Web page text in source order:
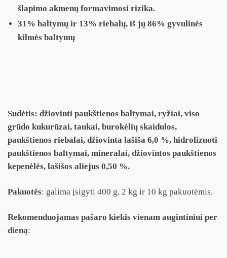
šlapimo akmenų formavimosi rizika.
31% baltymų ir 13% riebalų, iš jų 86% gyvulinės
kilmės baltymų
Sudėtis: džiovinti paukštienos baltymai, ryžiai, viso
grūdo kukurūzai, taukai, burokėlių skaidulos,
paukštienos riebalai, džiovinta lašiša 6,0 %, hidrolizuoti
paukštienos baltymai, mineralai, džiovintos paukštienos
kepenėlės, lašišos aliejus 0,50 %.
Pakuotės: galima įsigyti 400 g, 2 kg ir 10 kg pakuotėmis.
Rekomenduojamas pašaro kiekis vienam augintiniui per
dieną: